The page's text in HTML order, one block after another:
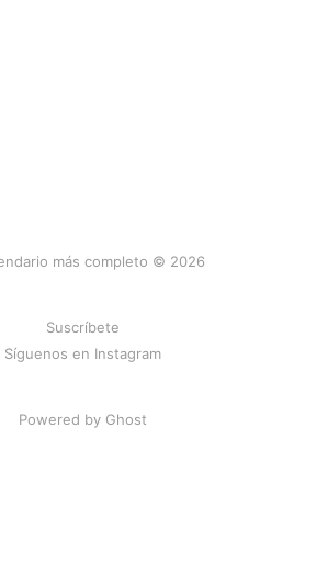
más completo © 2026
Suscríbete
Síguenos en Instagram
Powered by Ghost